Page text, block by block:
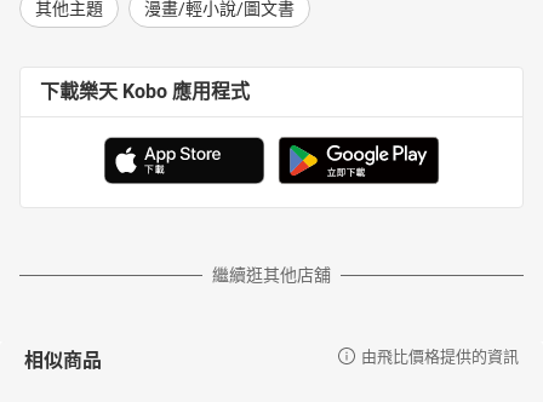
其他主題 漫畫/輕小說/圖文書
下載樂天 Kobo 應用程式
繼續逛其他店舖
相似商品 由飛比價格提供的資訊